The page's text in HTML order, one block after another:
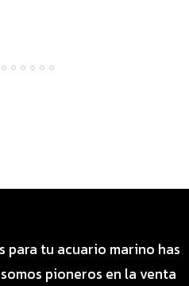
para tu acuario marino has
pioneros en la venta